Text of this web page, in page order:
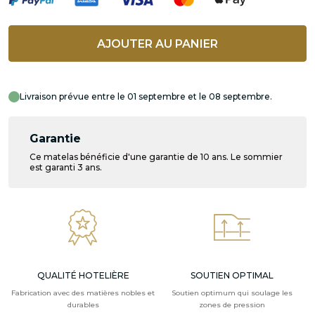
AJOUTER AU PANIER
Livraison prévue entre le 01 septembre et le 08 septembre.
Garantie
Ce matelas bénéficie d'une garantie de 10 ans. Le sommier
est garanti 3 ans.
QUALITÉ HOTELIÈRE
Fabrication avec des matières nobles et
durables
SOUTIEN OPTIMAL
Soutien optimum qui soulage les
zones de pression